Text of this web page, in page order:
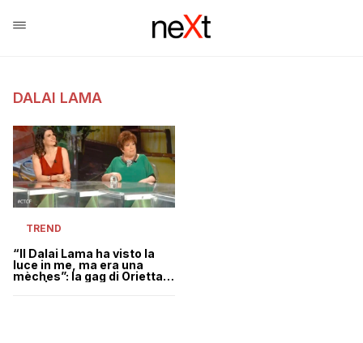
DALAI LAMA
TREND
“Il Dalai Lama ha visto la
luce in me, ma era una
mèches”: la gag di Orietta